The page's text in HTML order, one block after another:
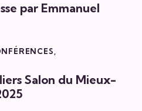
par Emmanuel
Salon du Mieux-